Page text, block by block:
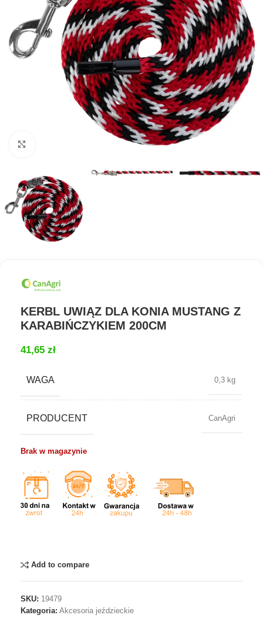
KERBL UWIĄZ DLA KONIA MUSTANG Z
KARABIŃCZYKIEM 200CM
41,65 zł
WAGA 0,3 kg
PRODUCENT CanAgri
Brak w magazynie
Add to compare
SKU: 19479
Kategoria: Akcesoria jeździeckie